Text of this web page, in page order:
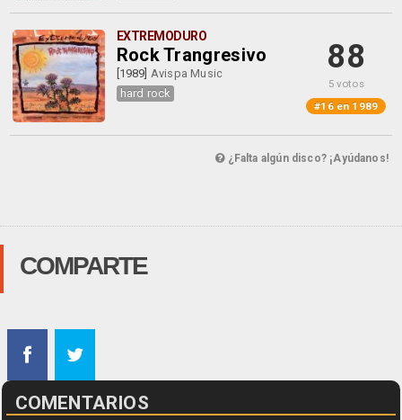
EXTREMODURO
Rock Trangresivo
[1989] Avispa Music
hard rock
88
5 votos
#16 en 1989
¿Falta algún disco? ¡Ayúdanos!
COMPARTE
COMENTARIOS